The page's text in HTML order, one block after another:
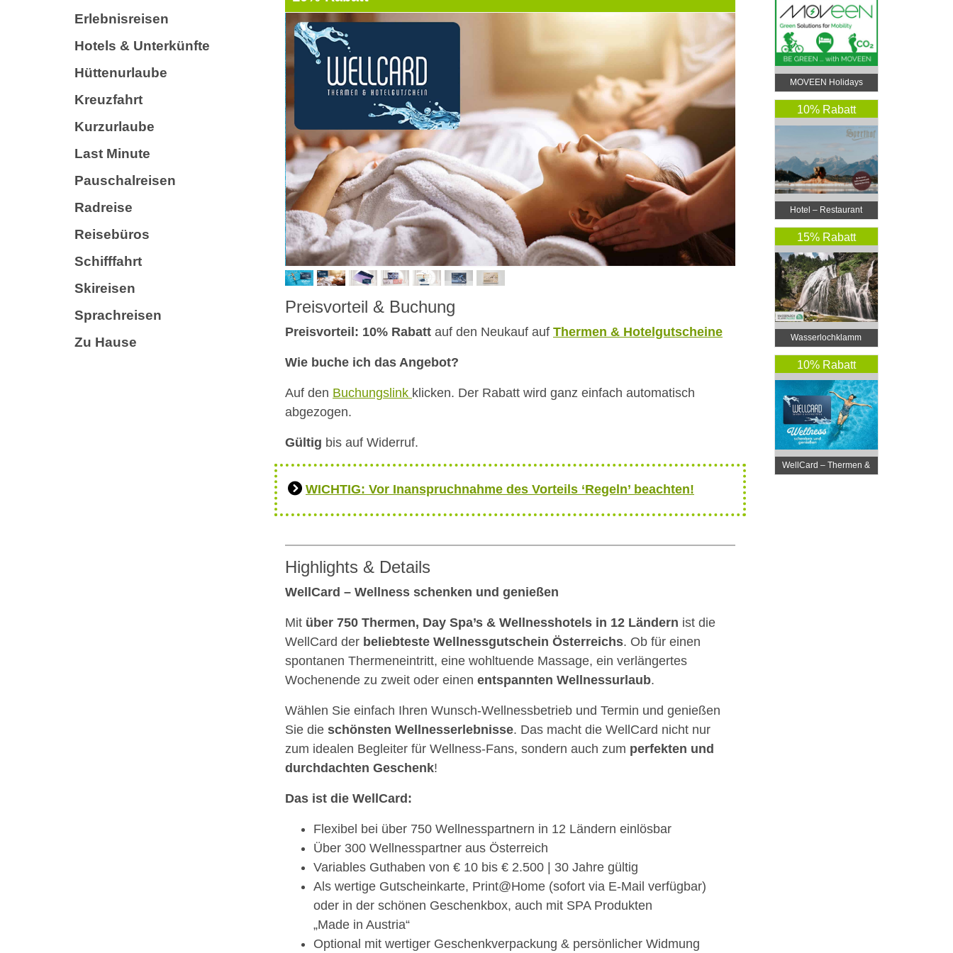
Erlebnisreisen
Hotels & Unterkünfte
Hüttenurlaube
Kreuzfahrt
Kurzurlaube
Last Minute
Pauschalreisen
Radreise
Reisebüros
Schifffahrt
Skireisen
Sprachreisen
Zu Hause
Preisvorteil & Buchung
Preisvorteil: 10% Rabatt auf den Neukauf auf Thermen & Hotelgutscheine
Wie buche ich das Angebot?
Auf den Buchungslink klicken. Der Rabatt wird ganz einfach automatisch
abgezogen.
Gültig bis auf Widerruf.
WICHTIG: Vor Inanspruchnahme des Vorteils ‘Regeln’ beachten!
Highlights & Details
WellCard – Wellness schenken und genießen
Mit über 750 Thermen, Day Spa’s & Wellnesshotels in 12 Ländern ist die
WellCard der beliebteste Wellnessgutschein Österreichs. Ob für einen
spontanen Thermeneintritt, eine wohltuende Massage, ein verlängertes
Wochenende zu zweit oder einen entspannten Wellnessurlaub.
Wählen Sie einfach Ihren Wunsch-Wellnessbetrieb und Termin und genießen
Sie die schönsten Wellnesserlebnisse. Das macht die WellCard nicht nur
zum idealen Begleiter für Wellness-Fans, sondern auch zum perfekten und
durchdachten Geschenk!
Das ist die WellCard:
Flexibel bei über 750 Wellnesspartnern in 12 Ländern einlösbar
Über 300 Wellnesspartner aus Österreich
Variables Guthaben von € 10 bis € 2.500 | 30 Jahre gültig
Als wertige Gutscheinkarte, Print@Home (sofort via E-Mail verfügbar)
oder in der schönen Geschenkbox, auch mit SPA Produkten
„Made in Austria“
Optional mit wertiger Geschenkverpackung & persönlicher Widmung
MOVEEN Holidays
10% Rabatt
Hotel – Restaurant
Sperlhof
15% Rabatt
Wasserlochklamm
Palfau
10% Rabatt
WellCard – Thermen &
Hotelgutscheine